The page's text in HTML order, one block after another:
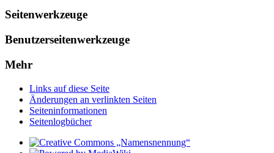
Seitenwerkzeuge
Benutzerseitenwerkzeuge
Mehr
Links auf diese Seite
Änderungen an verlinkten Seiten
Seiten­­informationen
Seitenlogbücher